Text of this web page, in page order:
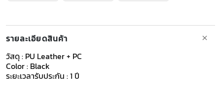
รายละเอียดสินค้า
วัสดุ : PU Leather + PC
Color : Black
ระยะเวลารับประกัน : 1 ปี